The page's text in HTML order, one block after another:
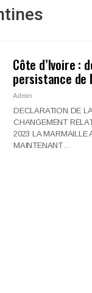
Côte d’Ivoire :
persistance
Admin
DECLARATION DE
CHANGEMENT
2023 LA MARMAILLE
MAINTENANT…